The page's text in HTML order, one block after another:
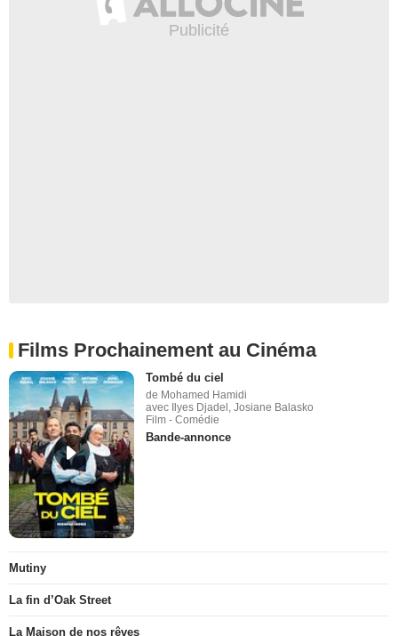
Films Prochainement au Cinéma
Tombé du ciel
de Mohamed Hamidi
avec Ilyes Djadel, Josiane Balasko
Film - Comédie
Bande-annonce
Mutiny
La fin d’Oak Street
La Maison de nos rêves